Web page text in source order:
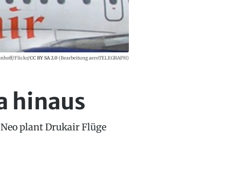
Flickr/CC BY SA 2.0(Bearbeitung aeroTELEGRAPH)
hinaus
plant Drukair Flüge